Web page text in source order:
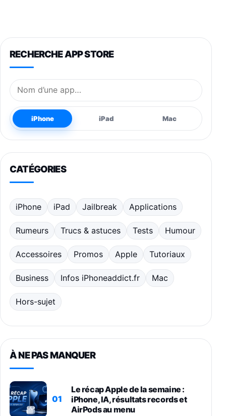
RECHERCHE APP STORE
Nom de l’application
iPhone iPad Mac
CATÉGORIES
iPhone iPad Jailbreak Applications
Rumeurs Trucs & astuces Tests Humour
Accessoires Promos Apple Tutoriaux
Business Infos iPhoneaddict.fr Mac
Hors-sujet
À NE PAS MANQUER
01
Le récap Apple de la semaine :
iPhone, IA, résultats records et
AirPods au menu